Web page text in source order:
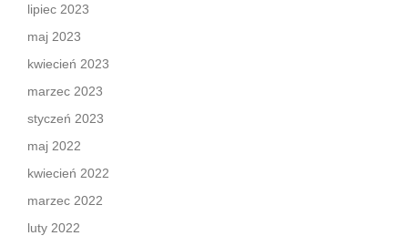
lipiec 2023
maj 2023
kwiecień 2023
marzec 2023
styczeń 2023
maj 2022
kwiecień 2022
marzec 2022
luty 2022